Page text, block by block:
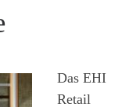
Das EHI
Retail